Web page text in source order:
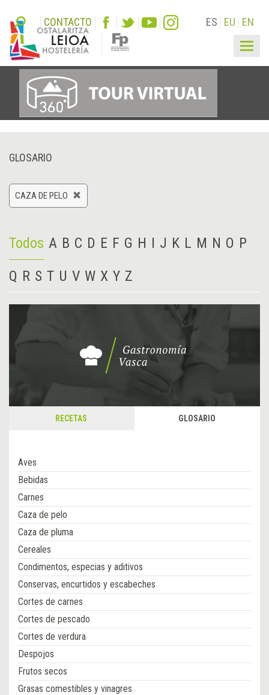
CONTACTO ES EU EN
GLOSARIO
CAZA DE PELO
Todos A B C D E F G H I J K L M N O P
Q R S T U V W X Y Z
RECETAS GLOSARIO
Aves
Bebidas
Carnes
Caza de pelo
Caza de pluma
Cereales
Condimentos, especias y aditivos
Conservas, encurtidos y escabeches
Cortes de carnes
Cortes de pescado
Cortes de verdura
Despojos
Frutos secos
Grasas comestibles y vinagres